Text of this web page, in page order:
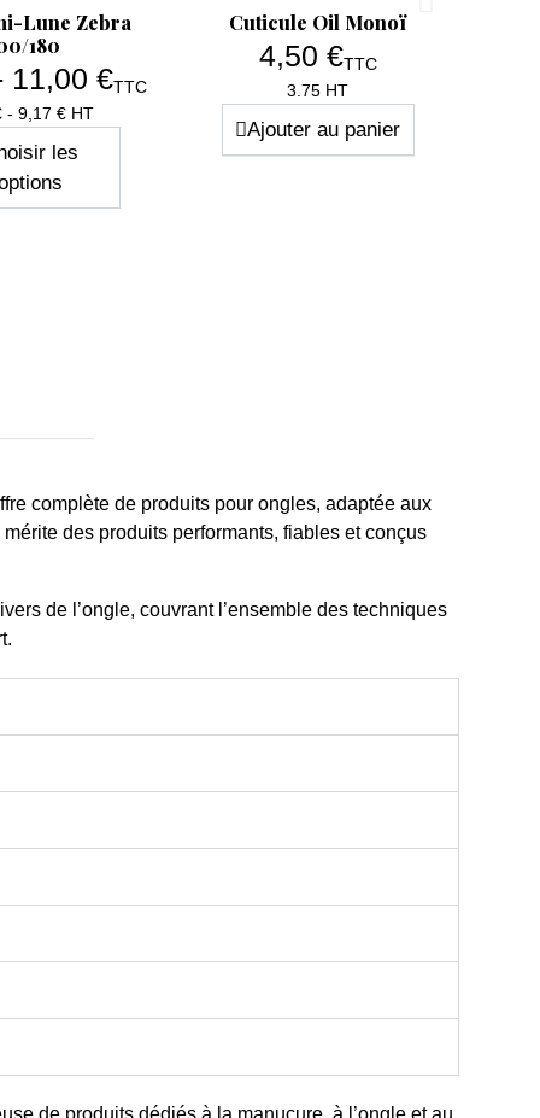
rapide
Lune Zebra
180
Prix
11,00 €TTC
- 9,17 € HT
les
Aperçu rapide
Cuticule Oil Monoï
Prix
4,50 €TTC
3.75 HT
Ajouter au panier
complète de produits pour ongles, adaptée aux
mérite des produits performants, fiables et conçus
de l’ongle, couvrant l’ensemble des techniques